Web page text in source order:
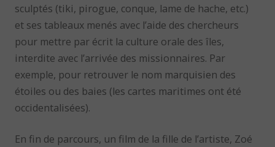
sculptés (tiki, pirogue, conque, lame de hache, etc.)
et ses tableaux menés avec l’aide des chercheurs
pour mettre par écrit la culture orale des îles,
interdite avec l’arrivée des missionnaires. Par
exemple, pour retrouver le nom marquisien des
étoiles ou des baies (les cartes maritimes ont été
occidentalisées).
En fin de parcours, un film de la fille de l’artiste, Zoé